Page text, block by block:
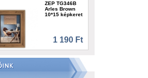
ZEP TG346B
Arles Brown
10*15 képkeret
1 190 Ft